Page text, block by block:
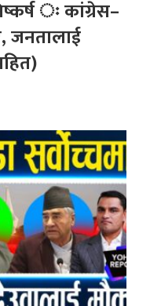
ः कांग्रेस–
जनतालाई